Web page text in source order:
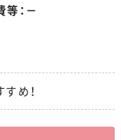
：－
め！